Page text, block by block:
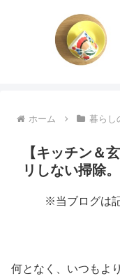
ホーム 暮らし
【キッチン＆
リしない掃除。
※当ブログは
何となく、いつもよ